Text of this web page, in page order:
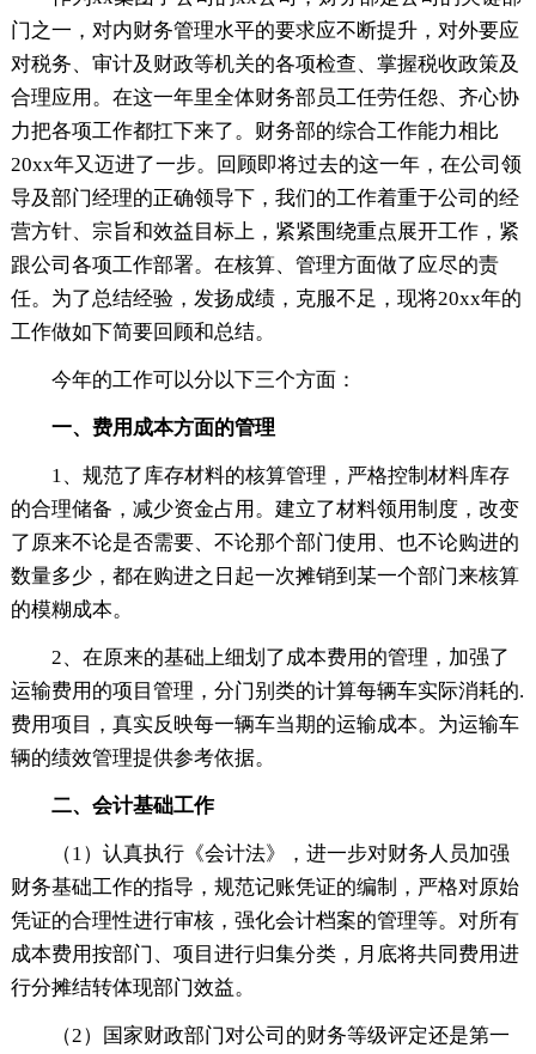
门之一，对内财务管理水平的要求应不断提升，对外要应
对税务、审计及财政等机关的各项检查、掌握税收政策及
合理应用。在这一年里全体财务部员工任劳任怨、齐心协
力把各项工作都扛下来了。财务部的综合工作能力相比
20xx年又迈进了一步。回顾即将过去的这一年，在公司领
导及部门经理的正确领导下，我们的工作着重于公司的经
营方针、宗旨和效益目标上，紧紧围绕重点展开工作，紧
跟公司各项工作部署。在核算、管理方面做了应尽的责
任。为了总结经验，发扬成绩，克服不足，现将20xx年的
工作做如下简要回顾和总结。
今年的工作可以分以下三个方面：
一、费用成本方面的管理
1、规范了库存材料的核算管理，严格控制材料库存
的合理储备，减少资金占用。建立了材料领用制度，改变
了原来不论是否需要、不论那个部门使用、也不论购进的
数量多少，都在购进之日起一次摊销到某一个部门来核算
的模糊成本。
2、在原来的基础上细划了成本费用的管理，加强了
运输费用的项目管理，分门别类的计算每辆车实际消耗的.
费用项目，真实反映每一辆车当期的运输成本。为运输车
辆的绩效管理提供参考依据。
二、会计基础工作
（1）认真执行《会计法》，进一步对财务人员加强
财务基础工作的指导，规范记账凭证的编制，严格对原始
凭证的合理性进行审核，强化会计档案的管理等。对所有
成本费用按部门、项目进行归集分类，月底将共同费用进
行分摊结转体现部门效益。
（2）国家财政部门对公司的财务等级评定还是第一